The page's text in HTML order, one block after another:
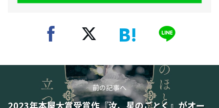
前の記事へ
2023年本屋大賞受賞作『汝、星のごとく』がオー